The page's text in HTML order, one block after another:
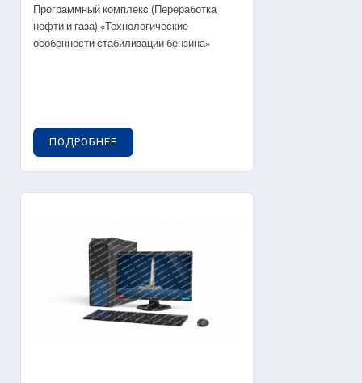
Программный комплекс (Переработка
нефти и газа) «Технологические
особенности стабилизации бензина»
ПОДРОБНЕЕ